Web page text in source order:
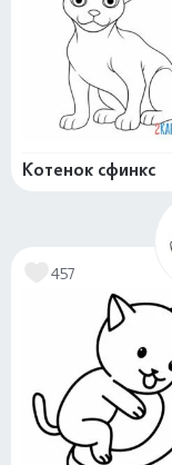
Котенок сфинкс
457